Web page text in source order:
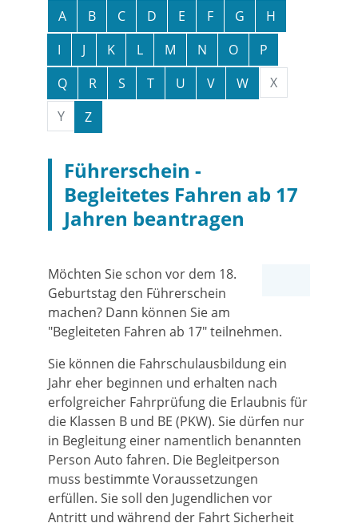
A B C D E F G
H
I
J K L M N O
P
Q
R S T U V W
X
Y
Z
Führerschein -
Begleitetes Fahren ab 17
Jahren beantragen
Möchten Sie schon vor dem 18.
Geburtstag den Führerschein
machen? Dann können Sie am
"Begleiteten Fahren ab 17" teilnehmen.
Sie können die Fahrschulausbildung ein
Jahr eher beginnen und erhalten nach
erfolgreicher Fahrprüfung die Erlaubnis für
die Klassen B und BE (PKW). Sie dürfen nur
in Begleitung einer namentlich benannten
Person Auto fahren. Die Begleitperson
muss bestimmte Voraussetzungen
erfüllen. Sie soll den Jugendlichen vor
Antritt und während der Fahrt Sicherheit